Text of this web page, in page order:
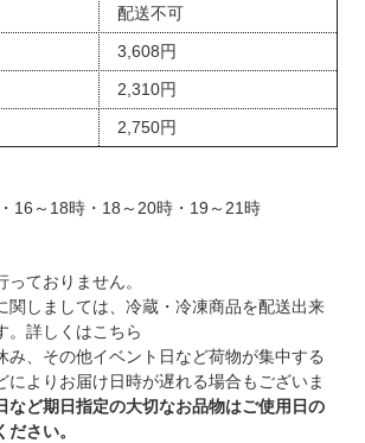
配送不可
3,608円
2,310円
2,750円
16～18時・18～20時・19～21時
ておりません。
しましては、冷蔵・冷凍商品を配送出来
。詳しくはこちら
、その他イベント日など荷物が集中する
によりお届け日時が遅れる場合もございま
など期日指定の大切なお品物はご使用日の
さい。